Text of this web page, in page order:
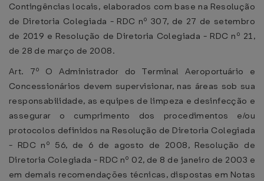
Contingências locais, elaborados com base na Resolução
de Diretoria Colegiada - RDC nº 307, de 27 de setembro
de 2019 e Resolução de Diretoria Colegiada - RDC nº 21,
de 28 de março de 2008.
Art. 7º O Administrador do Terminal Aeroportuário e
Concessionários devem supervisionar, nas áreas sob sua
responsabilidade, as equipes de limpeza e desinfecção e
assegurar o cumprimento dos procedimentos e/ou
protocolos definidos na Resolução de Diretoria Colegiada
- RDC nº 56, de 6 de agosto de 2008, Resolução de
Diretoria Colegiada - RDC nº 02, de 8 de janeiro de 2003 e
em demais recomendações técnicas, dispostas em Notas